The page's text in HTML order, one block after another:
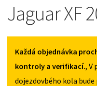
Jaguar XF
Každá objednávka
kontroly a verifikací., V
dojezdovbého kola bude